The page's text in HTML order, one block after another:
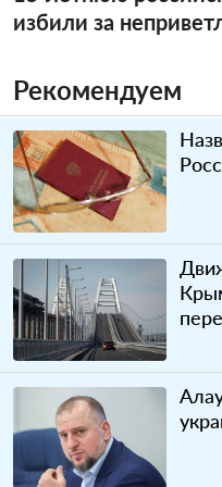
избили за
Рекомендуем